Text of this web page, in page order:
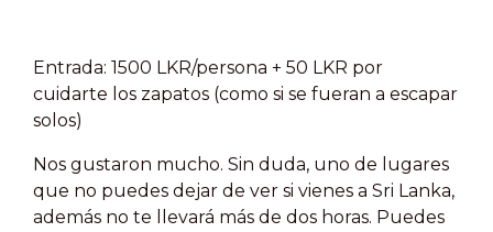
Entrada: 1500 LKR/persona + 50 LKR por
cuidarte los zapatos (como si se fueran a escapar
solos)
Nos gustaron mucho. Sin duda, uno de lugares
que no puedes dejar de ver si vienes a Sri Lanka,
además no te llevará más de dos horas. Puedes